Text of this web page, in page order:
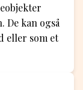
De kan også
eller som et